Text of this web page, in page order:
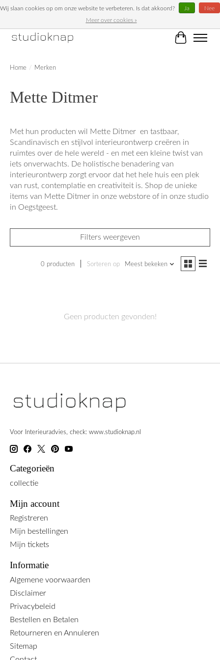
Unieke woonaccessoires bij Studioknap!
Home / Merken
Mette Ditmer
Met hun producten wil Mette Ditmer en tastbaar,
Scandinavisch en stijlvol interieurontwerp creëren in
ruimtes over de hele wereld - en met een kleine twist van
iets onverwachts. De holistische benadering van
interieurontwerp zorgt ervoor dat het hele huis een plek
van rust, contemplatie en creativiteit is. Shop de unieke
items van Mette Ditmer in onze webstore of in onze studio
in Oegstgeest.
Filters weergeven
0 producten Sorteren op Meest bekeken
Geen producten gevonden!
Voor Interieuradvies, check: www.studioknap.nl
Categorieën
collectie
Mijn account
Registreren
Mijn bestellingen
Mijn tickets
Informatie
Algemene voorwaarden
Disclaimer
Privacybeleid
Bestellen en Betalen
Retourneren en Annuleren
Sitemap
Wij slaan cookies op om onze website te verbeteren. Is dat akkoord? Ja
Nee
Meer over cookies »